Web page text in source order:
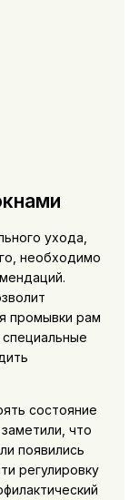
ухода,
необходимо
промывки рам
состояние
что
появились
регулировку